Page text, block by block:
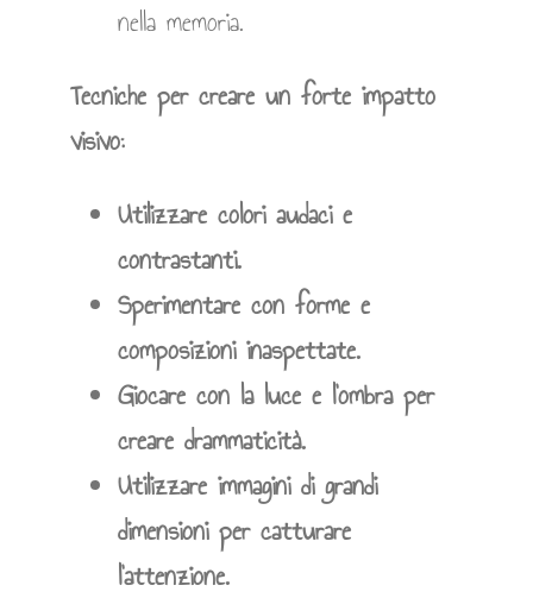
nella memoria.
Tecniche per creare un forte impatto
visivo:
Utilizzare colori audaci e
contrastanti.
Sperimentare con forme e
composizioni inaspettate.
Giocare con la luce e l’ombra per
creare drammaticità.
Utilizzare immagini di grandi
dimensioni per catturare
l’attenzione.